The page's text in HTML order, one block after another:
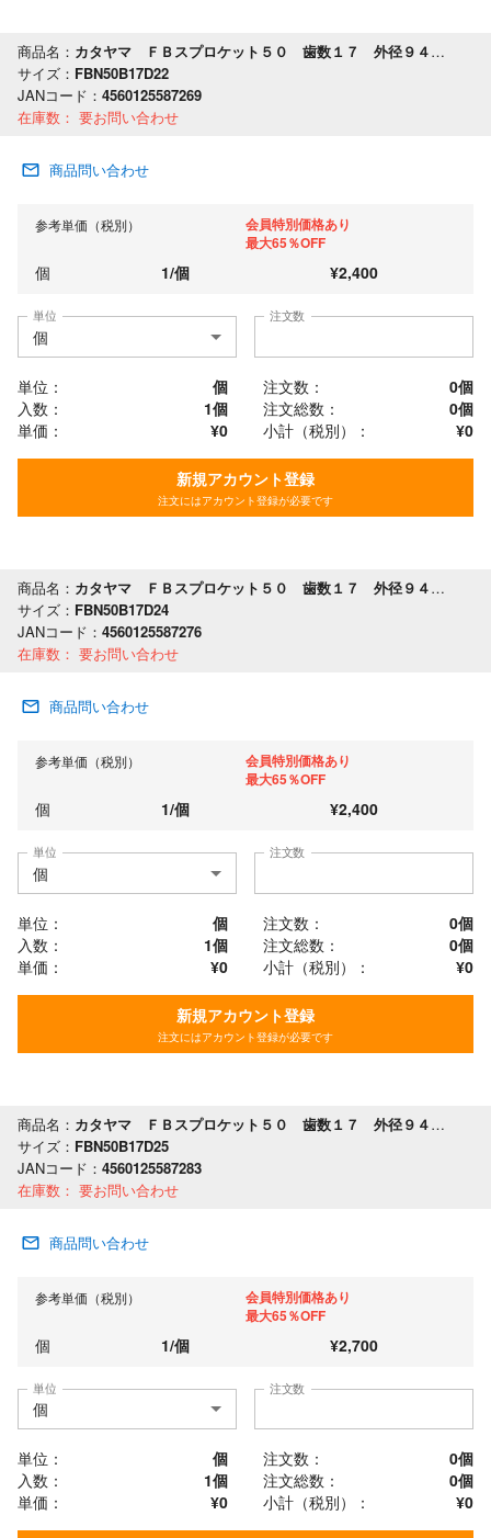
商品名： カタヤマ ＦＢスプロケット５０ 歯数１７ 外径９４ 軸穴径２２
サイズ： FBN50B17D22
JANコード： 4560125587269
在庫数： 要お問い合わせ
商品問い合わせ
参考単価（税別）
会員特別価格あり
最大65％OFF
個 1/個 ¥2,400
単位 注文数
単位：
個
入数：
1個
単価：
¥0
注文数： 0個
注文総数：
0個
小計（税別）：
¥0
新規アカウント登録
注文にはアカウント登録が必要です
商品名： カタヤマ ＦＢスプロケット５０ 歯数１７ 外径９４ 軸穴径２４
サイズ： FBN50B17D24
JANコード： 4560125587276
在庫数： 要お問い合わせ
商品問い合わせ
参考単価（税別）
会員特別価格あり
最大65％OFF
個 1/個 ¥2,400
単位 注文数
単位：
個
入数：
1個
単価：
¥0
注文数： 0個
注文総数：
0個
小計（税別）：
¥0
新規アカウント登録
注文にはアカウント登録が必要です
商品名： カタヤマ ＦＢスプロケット５０ 歯数１７ 外径９４ 軸穴径２５
サイズ： FBN50B17D25
JANコード： 4560125587283
在庫数： 要お問い合わせ
商品問い合わせ
参考単価（税別）
会員特別価格あり
最大65％OFF
個 1/個 ¥2,700
単位 注文数
単位：
個
入数：
1個
単価：
¥0
注文数： 0個
注文総数：
0個
小計（税別）：
¥0